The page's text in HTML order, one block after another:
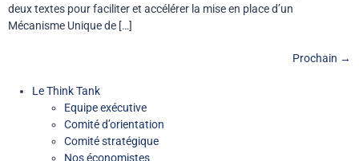
deux textes pour faciliter et accélérer la mise en place d’un
Mécanisme Unique de […]
Prochain →
Le Think Tank
Equipe exécutive
Comité d’orientation
Comité stratégique
Nos économistes